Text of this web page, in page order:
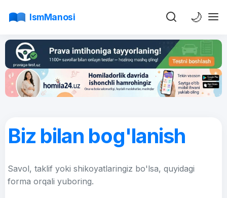
IsmManosi 🌙
Biz bilan bog'lanish
Savol, taklif yoki shikoyatlaringiz bo'lsa, quyidagi
forma orqali yuboring.